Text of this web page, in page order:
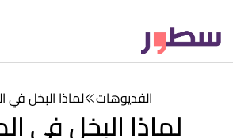
الفديوهات لماذا البخل في
لماذا البخل في